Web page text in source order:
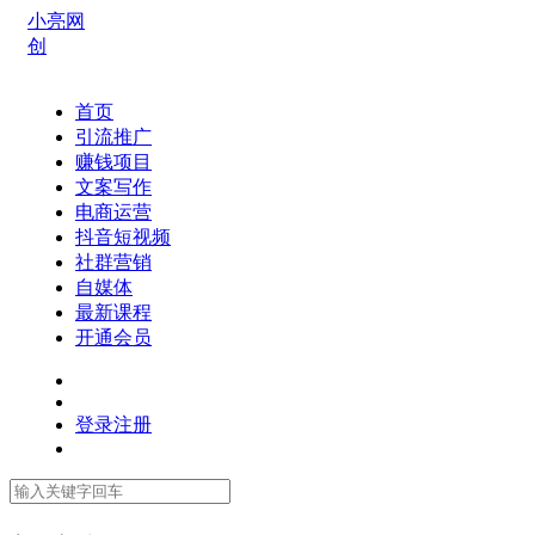
小亮网
创
首页
引流推广
赚钱项目
文案写作
电商运营
抖音短视频
社群营销
自媒体
最新课程
开通会员
登录注册